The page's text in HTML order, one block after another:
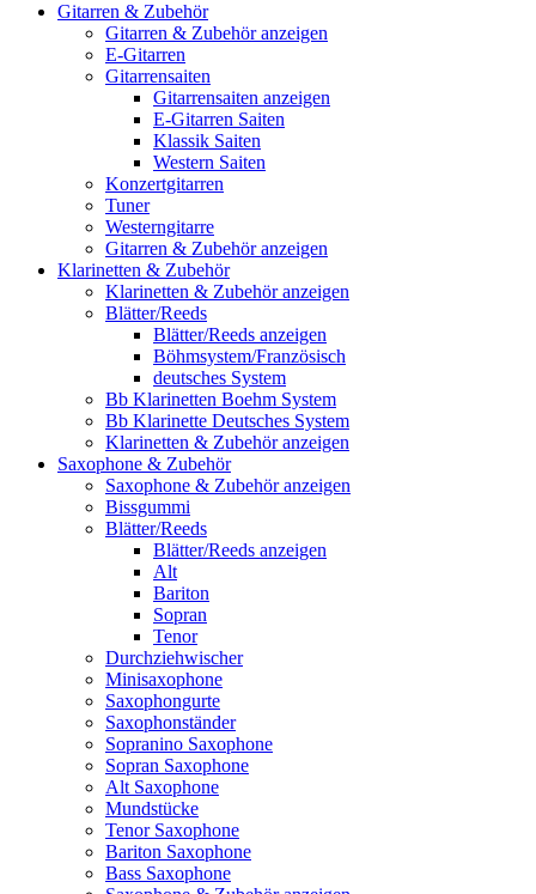
Gitarren & Zubehör
Gitarren & Zubehör anzeigen
E-Gitarren
Gitarrensaiten
Gitarrensaiten anzeigen
E-Gitarren Saiten
Klassik Saiten
Western Saiten
Konzertgitarren
Tuner
Westerngitarre
Gitarren & Zubehör anzeigen
Klarinetten & Zubehör
Klarinetten & Zubehör anzeigen
Blätter/Reeds
Blätter/Reeds anzeigen
Böhmsystem/Französisch
deutsches System
Bb Klarinetten Boehm System
Bb Klarinette Deutsches System
Klarinetten & Zubehör anzeigen
Saxophone & Zubehör
Saxophone & Zubehör anzeigen
Bissgummi
Blätter/Reeds
Blätter/Reeds anzeigen
Alt
Bariton
Sopran
Tenor
Durchziehwischer
Minisaxophone
Saxophongurte
Saxophonständer
Sopranino Saxophone
Sopran Saxophone
Alt Saxophone
Mundstücke
Tenor Saxophone
Bariton Saxophone
Bass Saxophone